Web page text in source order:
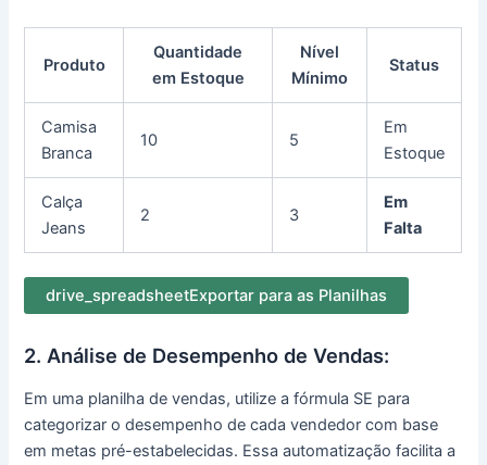
Produto
Quantidade
em Estoque
Nível
Mínimo
Status
Camisa
Branca
10 5
Em
Estoque
Calça
Jeans
2 3
Em
Falta
drive_spreadsheetExportar para as Planilhas
2. Análise de Desempenho de Vendas:
Em uma planilha de vendas, utilize a fórmula SE para
categorizar o desempenho de cada vendedor com base
em metas pré-estabelecidas. Essa automatização facilita a